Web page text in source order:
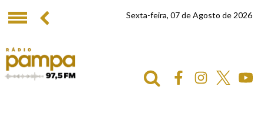
Sexta-feira, 07 de Agosto de 2026